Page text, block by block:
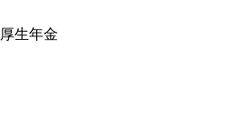
厚生年金